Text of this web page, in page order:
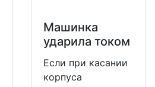
Машинка
ударила током
Если при касании
корпуса